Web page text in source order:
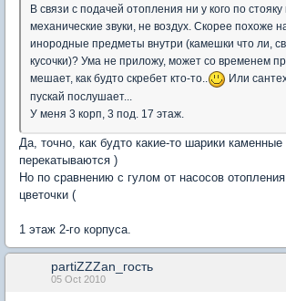
В связи с подачей отопления ни у кого по
механические звуки, не воздух. Скорее похоже
инородные предметы внутри (камешки что ли,
кусочки)? Ума не приложу, может со временем
мешает, как будто скребет кто-то..
Или
пускай послушает...
У меня 3 корп, 3 под. 17 этаж.
Да, точно, как будто какие-то шарики каменные
перекатываются )
Но по сравнению с гулом от насосов
цветочки (
1 этаж 2-го корпуса.
partiZZZan_гость
05 Oct 2010